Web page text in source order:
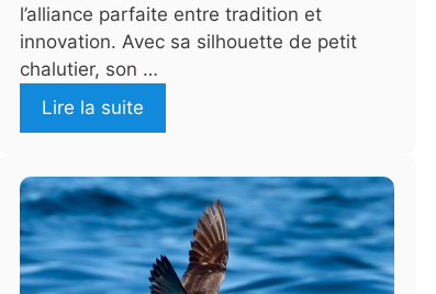
l’alliance parfaite entre tradition et
innovation. Avec sa silhouette de petit
chalutier, son …
Lire la suite